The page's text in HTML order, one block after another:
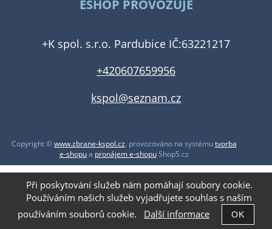
ESHOP PROVOZUJE
+K spol. s.r.o. Pardubice IČ:63221217
+420607659956
kspol@seznam.cz
Copyright ©www.zbrane-kspol.cz, provozováno na systémutvorba
e-shopua pronájem e-shopuShop5.cz
Při poskytování služeb nám pomáhají soubory cookie.
Používáním našich služeb vyjadřujete souhlas s naším
používáním souborů cookie. Další informace